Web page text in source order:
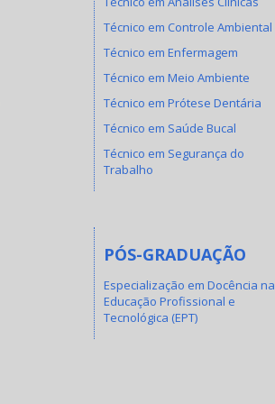
Técnico em Controle Ambiental
Técnico em Enfermagem
Técnico em Meio Ambiente
Técnico em Prótese Dentária
Técnico em Saúde Bucal
Técnico em Segurança do
Trabalho
PÓS-GRADUAÇÃO
Especialização em Docência na
Educação Profissional e
Tecnológica (EPT)